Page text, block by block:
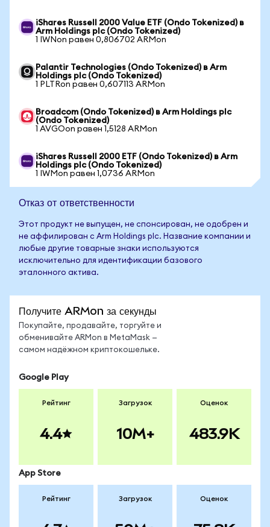
iShares Russell 2000 Value ETF (Ondo Tokenized) в
Arm Holdings plc (Ondo Tokenized)
1 IWNon равен 0,806702 ARMon
Palantir Technologies (Ondo Tokenized) в Arm
Holdings plc (Ondo Tokenized)
1 PLTRon равен 0,607113 ARMon
Broadcom (Ondo Tokenized) в Arm Holdings plc
(Ondo Tokenized)
1 AVGOon равен 1,5128 ARMon
iShares Russell 2000 ETF (Ondo Tokenized) в Arm
Holdings plc (Ondo Tokenized)
1 IWMon равен 1,0736 ARMon
Отказ от ответственности
Этот продукт не выпущен, не спонсирован, не одобрен и
не аффилирован с Arm Holdings plc. Название компании и
любые другие товарные знаки используются
исключительно для идентификации базового
эталонного актива.
Получите ARMon за секунды
Покупайте, продавайте, торгуйте и
обменивайте ARMon в MetaMask —
самом надёжном криптокошельке.
Google Play
Рейтинг
4.4
Загрузок
10M+
Оценок
483.9K
App Store
Рейтинг Загрузок Оценок